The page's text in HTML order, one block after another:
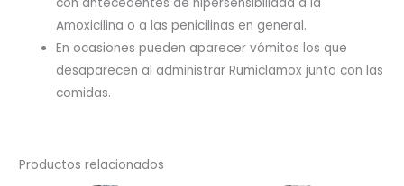
con antecedentes de hipersensibilidad a la
Amoxicilina o a las penicilinas en general.
En ocasiones pueden aparecer vómitos los que
desaparecen al administrar Rumiclamox junto con las
comidas.
Productos relacionados